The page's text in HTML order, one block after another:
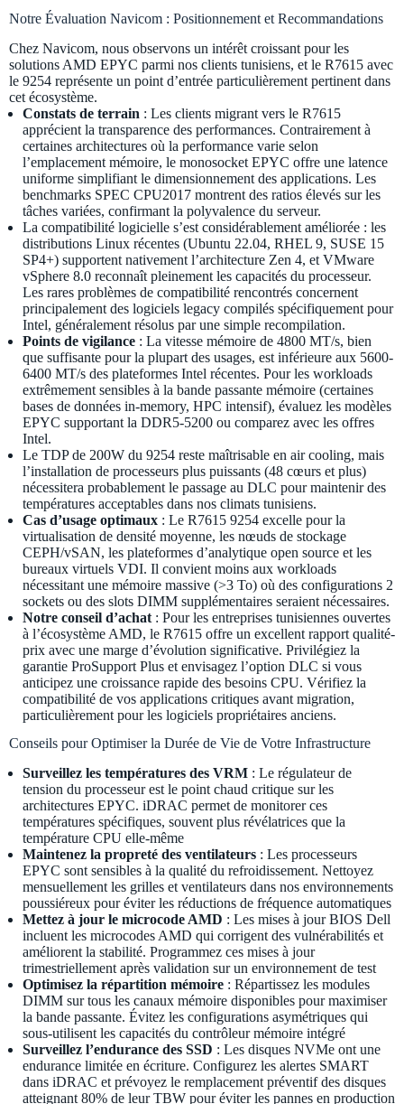
Notre Évaluation Navicom : Positionnement et Recommandations
Chez Navicom, nous observons un intérêt croissant pour les
solutions AMD EPYC parmi nos clients tunisiens, et le R7615 avec
le 9254 représente un point d’entrée particulièrement pertinent dans
cet écosystème.
Constats de terrain : Les clients migrant vers le R7615
apprécient la transparence des performances. Contrairement à
certaines architectures où la performance varie selon
l’emplacement mémoire, le monosocket EPYC offre une latence
uniforme simplifiant le dimensionnement des applications. Les
benchmarks SPEC CPU2017 montrent des ratios élevés sur les
tâches variées, confirmant la polyvalence du serveur.
La compatibilité logicielle s’est considérablement améliorée : les
distributions Linux récentes (Ubuntu 22.04, RHEL 9, SUSE 15
SP4+) supportent nativement l’architecture Zen 4, et VMware
vSphere 8.0 reconnaît pleinement les capacités du processeur.
Les rares problèmes de compatibilité rencontrés concernent
principalement des logiciels legacy compilés spécifiquement pour
Intel, généralement résolus par une simple recompilation.
Points de vigilance : La vitesse mémoire de 4800 MT/s, bien
que suffisante pour la plupart des usages, est inférieure aux 5600-
6400 MT/s des plateformes Intel récentes. Pour les workloads
extrêmement sensibles à la bande passante mémoire (certaines
bases de données in-memory, HPC intensif), évaluez les modèles
EPYC supportant la DDR5-5200 ou comparez avec les offres
Intel.
Le TDP de 200W du 9254 reste maîtrisable en air cooling, mais
l’installation de processeurs plus puissants (48 cœurs et plus)
nécessitera probablement le passage au DLC pour maintenir des
températures acceptables dans nos climats tunisiens.
Cas d’usage optimaux : Le R7615 9254 excelle pour la
virtualisation de densité moyenne, les nœuds de stockage
CEPH/vSAN, les plateformes d’analytique open source et les
bureaux virtuels VDI. Il convient moins aux workloads
nécessitant une mémoire massive (>3 To) où des configurations 2
sockets ou des slots DIMM supplémentaires seraient nécessaires.
Notre conseil d’achat : Pour les entreprises tunisiennes ouvertes
à l’écosystème AMD, le R7615 offre un excellent rapport qualité-
prix avec une marge d’évolution significative. Privilégiez la
garantie ProSupport Plus et envisagez l’option DLC si vous
anticipez une croissance rapide des besoins CPU. Vérifiez la
compatibilité de vos applications critiques avant migration,
particulièrement pour les logiciels propriétaires anciens.
Conseils pour Optimiser la Durée de Vie de Votre Infrastructure
Surveillez les températures des VRM : Le régulateur de
tension du processeur est le point chaud critique sur les
architectures EPYC. iDRAC permet de monitorer ces
températures spécifiques, souvent plus révélatrices que la
température CPU elle-même
Maintenez la propreté des ventilateurs : Les processeurs
EPYC sont sensibles à la qualité du refroidissement. Nettoyez
mensuellement les grilles et ventilateurs dans nos environnements
poussiéreux pour éviter les réductions de fréquence automatiques
Mettez à jour le microcode AMD : Les mises à jour BIOS Dell
incluent les microcodes AMD qui corrigent des vulnérabilités et
améliorent la stabilité. Programmez ces mises à jour
trimestriellement après validation sur un environnement de test
Optimisez la répartition mémoire : Répartissez les modules
DIMM sur tous les canaux mémoire disponibles pour maximiser
la bande passante. Évitez les configurations asymétriques qui
sous-utilisent les capacités du contrôleur mémoire intégré
Surveillez l’endurance des SSD : Les disques NVMe ont une
endurance limitée en écriture. Configurez les alertes SMART
dans iDRAC et prévoyez le remplacement préventif des disques
atteignant 80% de leur TBW pour éviter les pannes en production